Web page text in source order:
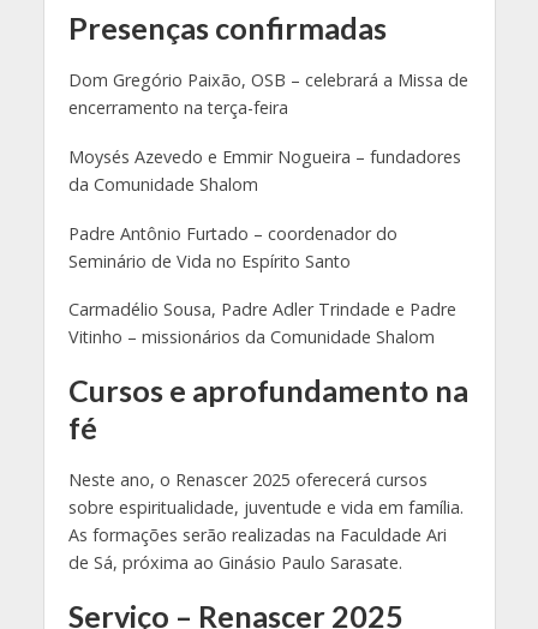
Presenças confirmadas
Dom Gregório Paixão, OSB – celebrará a Missa de
encerramento na terça-feira
Moysés Azevedo e Emmir Nogueira – fundadores
da Comunidade Shalom
Padre Antônio Furtado – coordenador do
Seminário de Vida no Espírito Santo
Carmadélio Sousa, Padre Adler Trindade e Padre
Vitinho – missionários da Comunidade Shalom
Cursos e aprofundamento na
fé
Neste ano, o Renascer 2025 oferecerá cursos
sobre espiritualidade, juventude e vida em família.
As formações serão realizadas na Faculdade Ari
de Sá, próxima ao Ginásio Paulo Sarasate.
Serviço – Renascer 2025